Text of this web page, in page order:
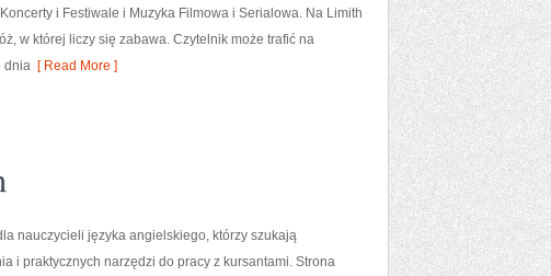
i Festiwale i Muzyka Filmowa i Serialowa. Na Limith
w której liczy się zabawa. Czytelnik może trafić na
dnia [ Read More ]
nauczycieli języka angielskiego, którzy szukają
i praktycznych narzędzi do pracy z kursantami. Strona